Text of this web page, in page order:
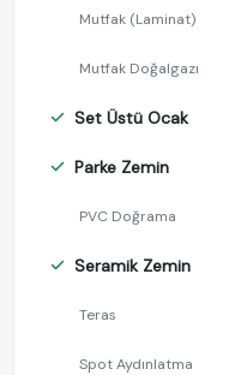
Mutfak (Laminat)
Mutfak Doğalgazı
Set Üstü Ocak
Parke Zemin
PVC Doğrama
Seramik Zemin
Teras
Spot Aydınlatma